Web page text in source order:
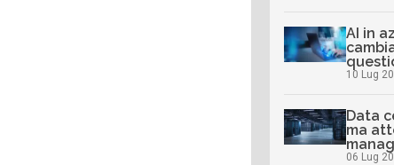
AI in
10 Lug
Data
ma
06 Lug